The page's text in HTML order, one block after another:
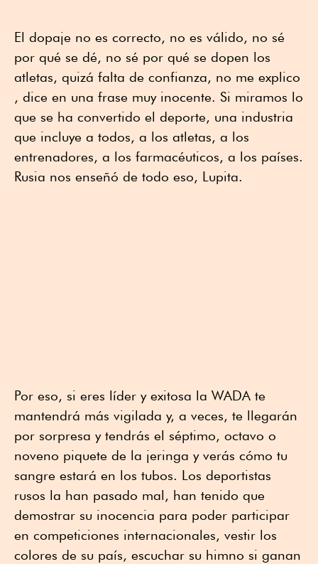
El dopaje no es correcto, no es válido, no sé
por qué se dé, no sé por qué se dopen los
atletas, quizá falta de confianza, no me explico
, dice en una frase muy inocente. Si miramos lo
que se ha convertido el deporte, una industria
que incluye a todos, a los atletas, a los
entrenadores, a los farmacéuticos, a los países.
Rusia nos enseñó de todo eso, Lupita.
Por eso, si eres líder y exitosa la WADA te
mantendrá más vigilada y, a veces, te llegarán
por sorpresa y tendrás el séptimo, octavo o
noveno piquete de la jeringa y verás cómo tu
sangre estará en los tubos. Los deportistas
rusos la han pasado mal, han tenido que
demostrar su inocencia para poder participar
en competiciones internacionales, vestir los
colores de su país, escuchar su himno si ganan